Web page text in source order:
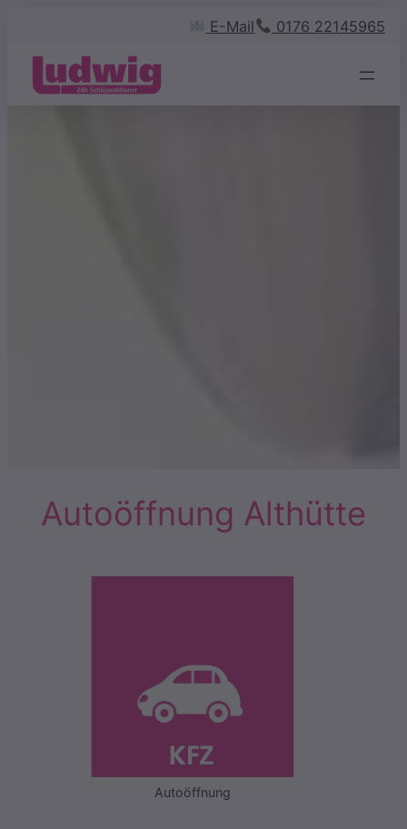
springen
E-Mail 0176 22145965
Autoöffnung Althütte
Autoöffnung